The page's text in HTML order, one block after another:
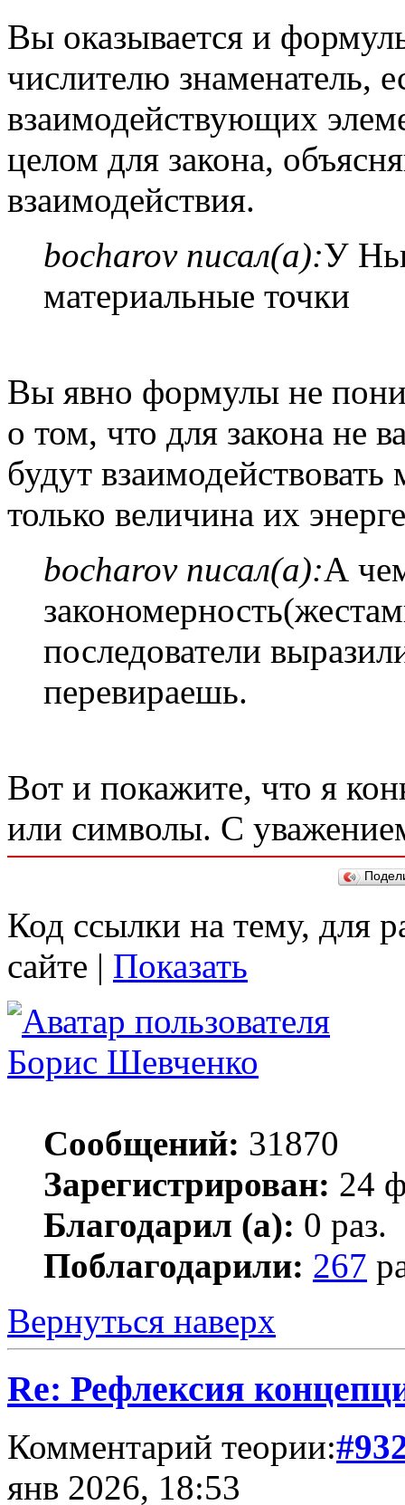
Вы оказывается и
числителю знаменатель,
взаимодействующих
целом для закона,
взаимодействия.
bocharov писал(а):У
материальные точки
Вы явно формулы не
о том, что для закона не
будут
только величина их
bocharov писал(а):А
последователи
перевираешь.
Вот и покажите, что я
или символы. С
Код ссылки на тему, для
сайте | Показать
Борис Шевченко
Сообщений: 31870
Зарегистрирован: 24
Благодарил (а): 0 раз.
Поблагодарили: 267
Вернуться наверх
Re: Рефлексия
Комментарий теории:
янв 2026, 18:53